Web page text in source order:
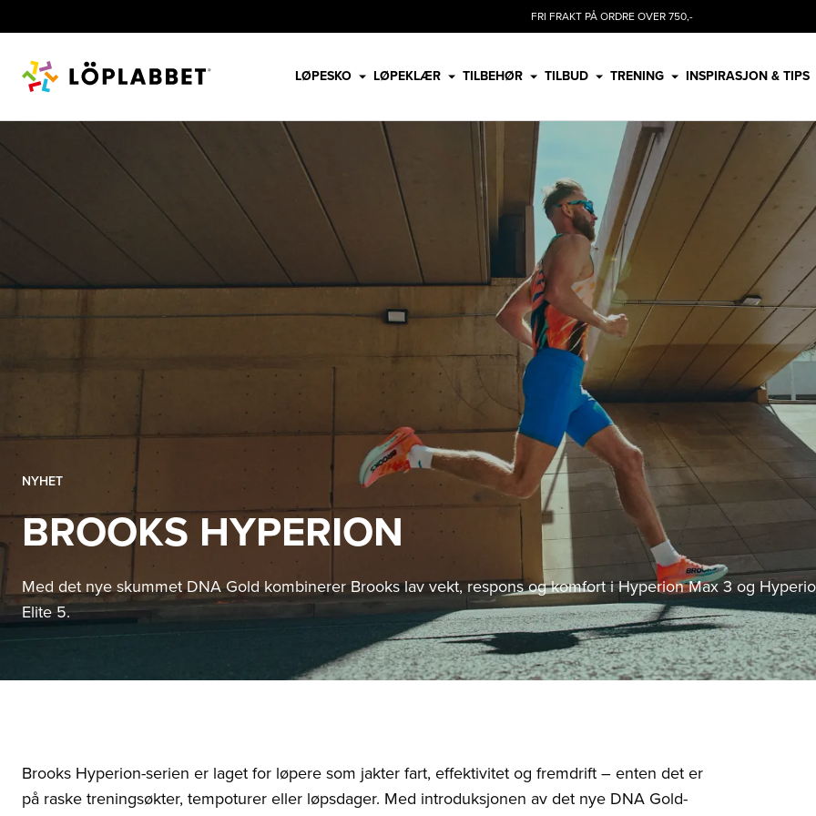
FRI FRAKT PÅ ORDRE OVER 750,-
LØPESKO LØPEKLÆR TILBEHØR TILBUD TRENING INSPIRASJON & TIPS
NYHET
BROOKS HYPERION
Med det nye skummet DNA Gold kombinerer Brooks lav vekt, respons og komfort i Hyperion Max 3 og
Elite 5.
Brooks Hyperion-serien er laget for løpere som jakter fart, effektivitet og fremdrift – enten det er
på raske treningsøkter, tempoturer eller løpsdager. Med introduksjonen av det nye DNA Gold-